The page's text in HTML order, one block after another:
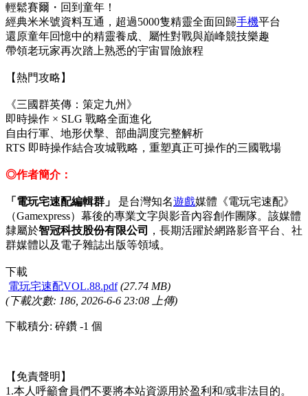
輕鬆賽爾・回到童年！
經典米米號資料互通，超過5000隻精靈全面回歸手機平台
還原童年回憶中的精靈養成、屬性對戰與巔峰競技樂趣
帶領老玩家再次踏上熟悉的宇宙冒險旅程
【熱門攻略】
《三國群英傳：策定九州》
即時操作 × SLG 戰略全面進化
自由行軍、地形伏擊、部曲調度完整解析
RTS 即時操作結合攻城戰略，重塑真正可操作的三國戰場
◎作者簡介：
「電玩宅速配編輯群」 是台灣知名遊戲媒體《電玩宅速配》
（Gamexpress）幕後的專業文字與影音內容創作團隊。該媒體
隸屬於智冠科技股份有限公司
，長期活躍於網路影音平台、社
群媒體以及電子雜誌出版等領域。
下載
電玩宅速配VOL.88.pdf (27.74 MB)
(下載次數: 186, 2026-6-6 23:08 上傳)
下載積分: 碎鑽 -1 個
【免責聲明】
1.本人呼籲會員們不要將本站資源用於盈利和/或非法目的。